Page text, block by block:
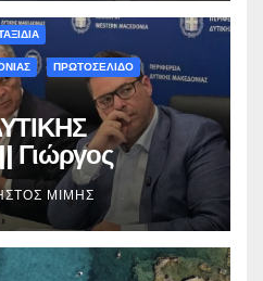
ΠΡΩΤΟΣΕΛΙΔΟ
Γιώργος
Φράγμα
μας
εξασφαλισμένη
ΜΊΜΗΣ